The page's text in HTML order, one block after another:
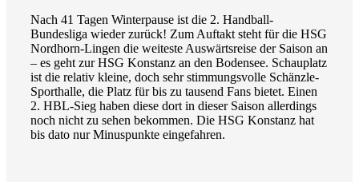
Nach 41 Tagen Winterpause ist die 2. Handball-
Bundesliga wieder zurück! Zum Auftakt steht für die HSG
Nordhorn-Lingen die weiteste Auswärtsreise der Saison an
– es geht zur HSG Konstanz an den Bodensee. Schauplatz
ist die relativ kleine, doch sehr stimmungsvolle Schänzle-
Sporthalle, die Platz für bis zu tausend Fans bietet. Einen
2. HBL-Sieg haben diese dort in dieser Saison allerdings
noch nicht zu sehen bekommen. Die HSG Konstanz hat
bis dato nur Minuspunkte eingefahren.